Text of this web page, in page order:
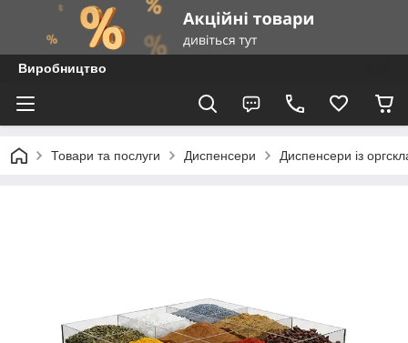
Виробництво
Товари та послуги Диспенсери Диспенсери із